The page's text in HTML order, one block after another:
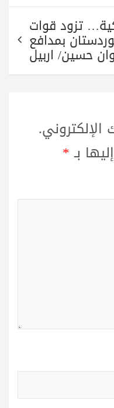
تزود قوات
بمدافع
حسين/ اربيل
بـ*